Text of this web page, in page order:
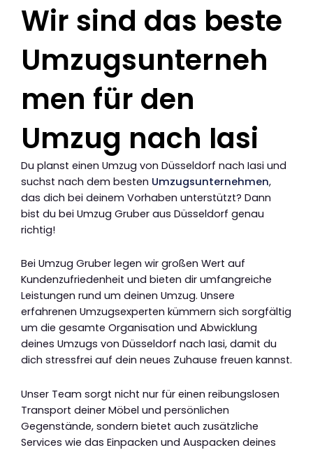
Wir sind das beste
Umzugsunterneh
men für den
Umzug nach Iasi
Du planst einen Umzug von Düsseldorf nach Iasi und
suchst nach dem besten Umzugsunternehmen,
das dich bei deinem Vorhaben unterstützt? Dann
bist du bei Umzug Gruber aus Düsseldorf genau
richtig!
Bei Umzug Gruber legen wir großen Wert auf
Kundenzufriedenheit und bieten dir umfangreiche
Leistungen rund um deinen Umzug. Unsere
erfahrenen Umzugsexperten kümmern sich sorgfältig
um die gesamte Organisation und Abwicklung
deines Umzugs von Düsseldorf nach Iasi, damit du
dich stressfrei auf dein neues Zuhause freuen kannst.
Unser Team sorgt nicht nur für einen reibungslosen
Transport deiner Möbel und persönlichen
Gegenstände, sondern bietet auch zusätzliche
Services wie das Einpacken und Auspacken deines